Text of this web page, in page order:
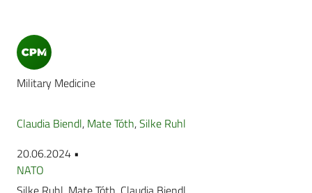
Military Medicine
Claudia Biendl, Mate Tóth,Silke Ruhl
20.06.2024 •
NATO